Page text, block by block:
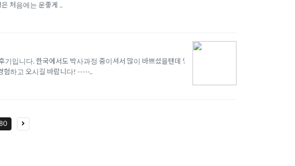
처음에는 운좋게 ..
입니다. 한국에서도 박사과정 중이셔서 많이 바쁘셨을텐데 영어
험하고 오시길 바랍니다! -----..